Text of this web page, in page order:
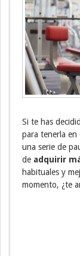
Si te has
para tenerla en
una serie de
de adquirir
habituales y
momento, ¿te